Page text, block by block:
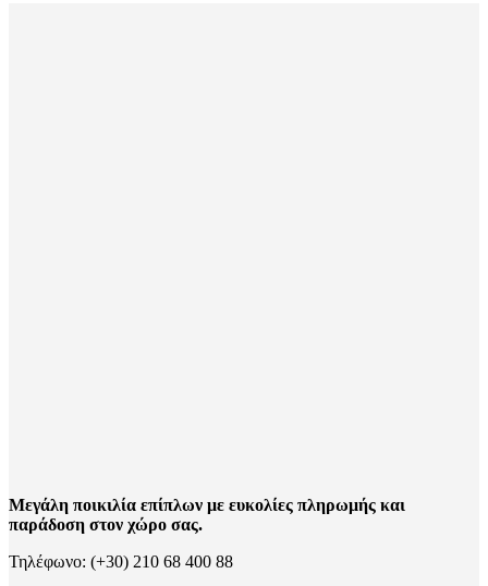
Μεγάλη ποικιλία επίπλων με ευκολίες πληρωμής και
παράδοση στον χώρο σας.
Τηλέφωνο: (+30) 210 68 400 88